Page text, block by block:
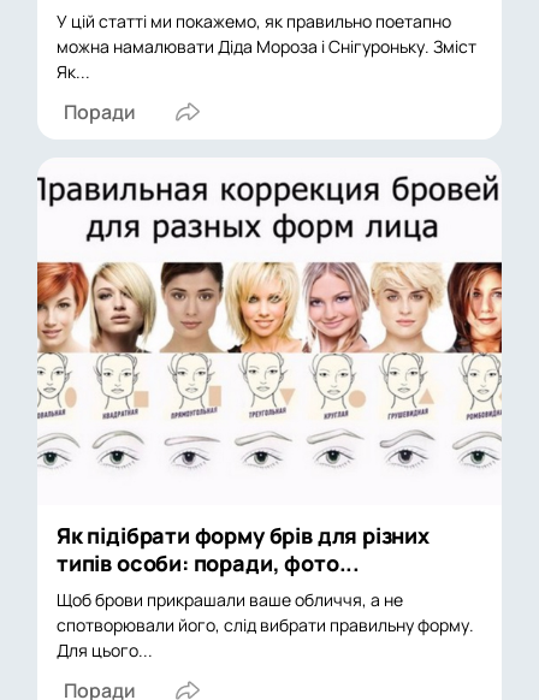
У цій статті ми покажемо, як правильно поетапно
можна намалювати Діда Мороза і Снігуроньку. Зміст
Як...
Поради
Як підібрати форму брів для різних
типів особи: поради, фото...
Щоб брови прикрашали ваше обличчя, а не
спотворювали його, слід вибрати правильну форму.
Для цього...
Поради